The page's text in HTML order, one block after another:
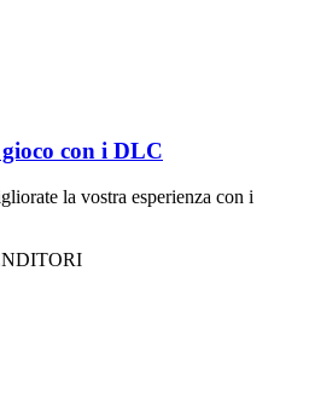
con i DLC
la vostra esperienza con i